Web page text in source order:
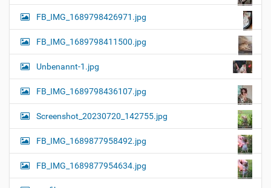
FB_IMG_1689798426971.jpg
FB_IMG_1689798411500.jpg
Unbenannt-1.jpg
FB_IMG_1689798436107.jpg
Screenshot_20230720_142755.jpg
FB_IMG_1689877958492.jpg
FB_IMG_1689877954634.jpg